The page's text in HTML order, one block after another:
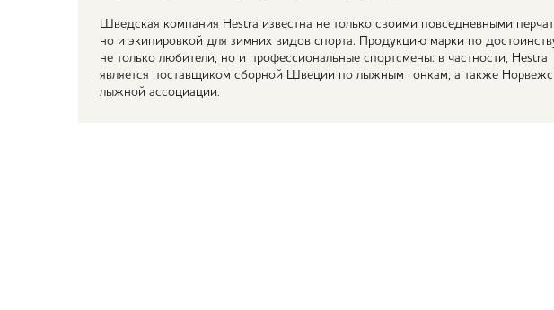
Шведская компания Hestra известна не только своими повседневными
но и экипировкой для зимних видов спорта. Продукцию марки по
не только любители, но и профессиональные спортсмены: в частности, Hestra
является поставщиком сборной Швеции по лыжным гонкам, а также
лыжной ассоциации.